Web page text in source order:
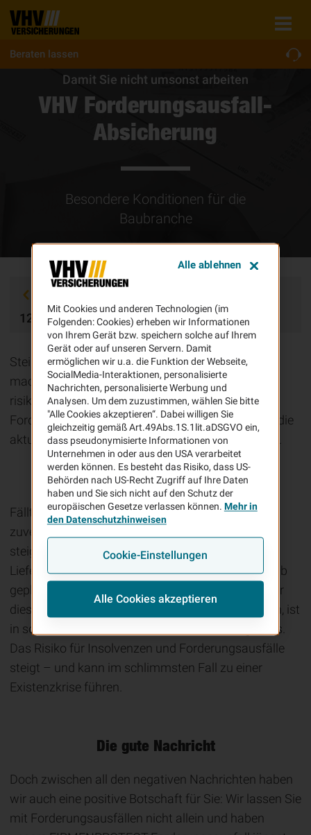
Beraten lassen
Damit Sie nicht umsonst arbeiten
VHV Forderungsausfall-
Absicherung
Besondere Konditionen für die
Baubranche
12.10.2022
Steigende Energiepreise und hohe Materialkosten
machen die Planungen momentan schwer und
risikoreich. Mit unserem Update der
Forderungsausfallversicherung haben wir uns an die
aktuelle Situation und Ihre Bedürfnisse angepasst.
Schwierige Zeiten
Fällt es Ihnen momentan auch schwer, Aufträge
zuverlässig zu planen? Kein Wunder, machen die
steigenden Energiepreise, Materialkosten und
Lieferengpässe doch uns allen sehr zu schaffen. Ob
geplante Zahlungen von Ihren Auftraggebern unter
diesen Umständen tatsächlich bei Ihnen eintreffen, ist
in solch wirtschaftlich unsicheren Zeiten ungewiss.
Das Risiko für Insolvenzen und Forderungsausfälle
steigt – und kann im schlimmsten Fall zu einer
Existenzkrise führen.
Die gute Nachricht
Doch zwischen all den negativen Nachrichten haben
wir auch eine positive Botschaft für Sie: Wir lassen Sie
mit Forderungsausfällen nicht allein und haben
Mit Cookies und anderen Technologien (im
Folgenden: Cookies) erheben wir Informationen
von Ihrem Gerät bzw. speichern solche auf Ihrem
Gerät oder auf unseren Servern. Damit
ermöglichen wir u.a. die Funktion der Webseite,
SocialMedia-Interaktionen, personalisierte
Nachrichten, personalisierte Werbung und
Analysen. Um dem zuzustimmen, wählen Sie bitte
"Alle Cookies akzeptieren“. Dabei willigen Sie
gleichzeitig gemäß Art.49Abs.1S.1lit.aDSGVO ein,
dass pseudonymisierte Informationen von
Unternehmen in oder aus den USA verarbeitet
werden können. Es besteht das Risiko, dass US-
Behörden nach US-Recht Zugriff auf Ihre Daten
haben und Sie sich nicht auf den Schutz der
europäischen Gesetze verlassen können. Mehr in
den Datenschutzhinweisen
Cookie-Einstellungen
Alle Cookies akzeptieren
Alle ablehnen